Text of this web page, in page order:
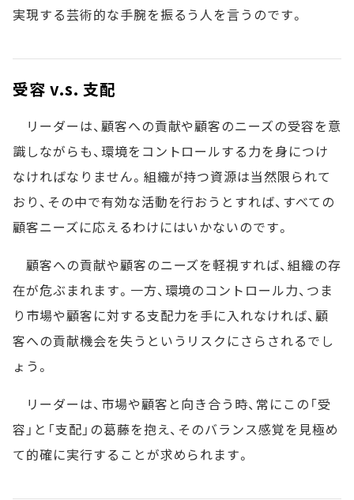
実現する芸術的な手腕を振るう人を言うのです。
受容 v.s. 支配
リーダーは、顧客への貢献や顧客のニーズの受容を意
識しながらも、環境をコントロールする力を身につけ
なければなりません。組織が持つ資源は当然限られて
おり、その中で有効な活動を行おうとすれば、すべての
顧客ニーズに応えるわけにはいかないのです。
顧客への貢献や顧客のニーズを軽視すれば、組織の存
在が危ぶまれます。一方、環境のコントロール力、つま
り市場や顧客に対する支配力を手に入れなければ、顧
客への貢献機会を失うというリスクにさらされるでし
ょう。
リーダーは、市場や顧客と向き合う時、常にこの「受
容」と「支配」の葛藤を抱え、そのバランス感覚を見極め
て的確に実行することが求められます。